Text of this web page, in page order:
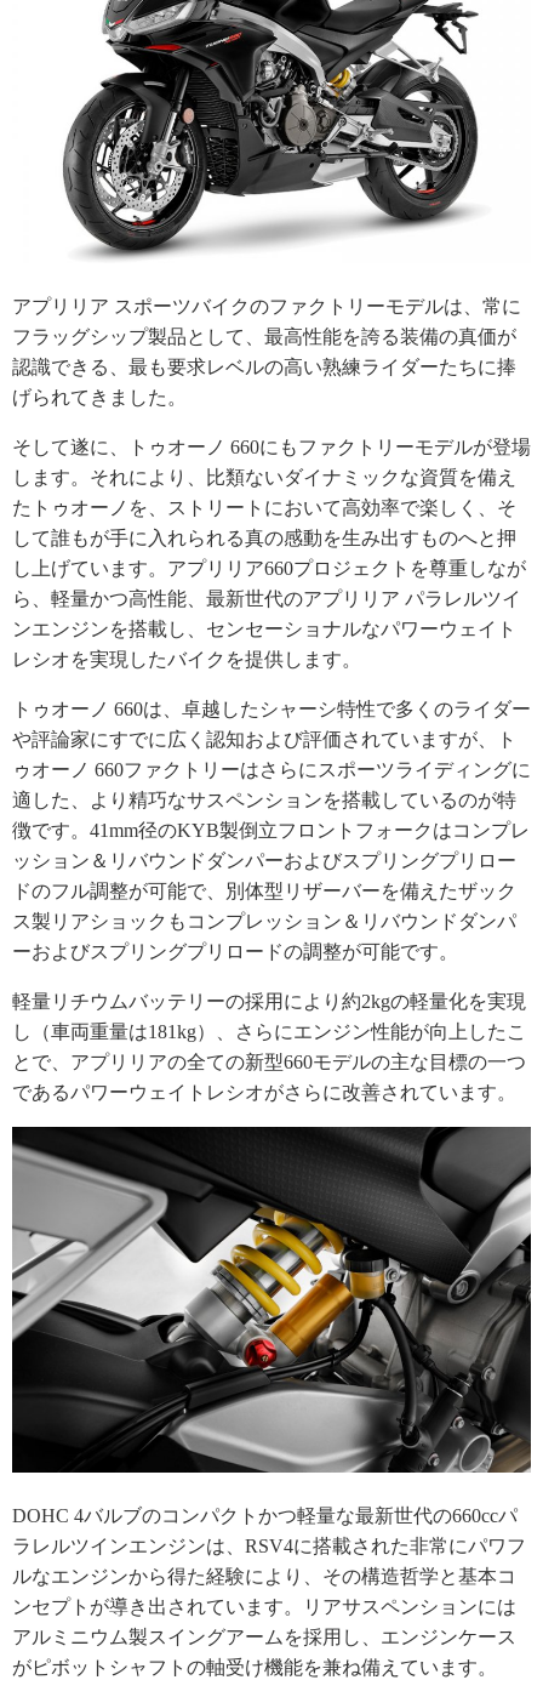
アプリリア スポーツバイクのファクトリーモデルは、常に
フラッグシップ製品として、最高性能を誇る装備の真価が
認識できる、最も要求レベルの高い熟練ライダーたちに捧
げられてきました。
そして遂に、トゥオーノ 660にもファクトリーモデルが登場
します。それにより、比類ないダイナミックな資質を備え
たトゥオーノを、ストリートにおいて高効率で楽しく、そ
して誰もが手に入れられる真の感動を生み出すものへと押
し上げています。アプリリア660プロジェクトを尊重しなが
ら、軽量かつ高性能、最新世代のアプリリア パラレルツイ
ンエンジンを搭載し、センセーショナルなパワーウェイト
レシオを実現したバイクを提供します。
トゥオーノ 660は、卓越したシャーシ特性で多くのライダー
や評論家にすでに広く認知および評価されていますが、ト
ゥオーノ 660ファクトリーはさらにスポーツライディングに
適した、より精巧なサスペンションを搭載しているのが特
徴です。41mm径のKYB製倒立フロントフォークはコンプレ
ッション＆リバウンドダンパーおよびスプリングプリロー
ドのフル調整が可能で、別体型リザーバーを備えたザック
ス製リアショックもコンプレッション＆リバウンドダンパ
ーおよびスプリングプリロードの調整が可能です。
軽量リチウムバッテリーの採用により約2kgの軽量化を実現
し（車両重量は181kg）、さらにエンジン性能が向上したこ
とで、アプリリアの全ての新型660モデルの主な目標の一つ
であるパワーウェイトレシオがさらに改善されています。
DOHC 4バルブのコンパクトかつ軽量な最新世代の660ccパ
ラレルツインエンジンは、RSV4に搭載された非常にパワフ
ルなエンジンから得た経験により、その構造哲学と基本コ
ンセプトが導き出されています。リアサスペンションには
アルミニウム製スイングアームを採用し、エンジンケース
がピボットシャフトの軸受け機能を兼ね備えています。